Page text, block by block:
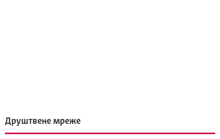
Друштвене мреже